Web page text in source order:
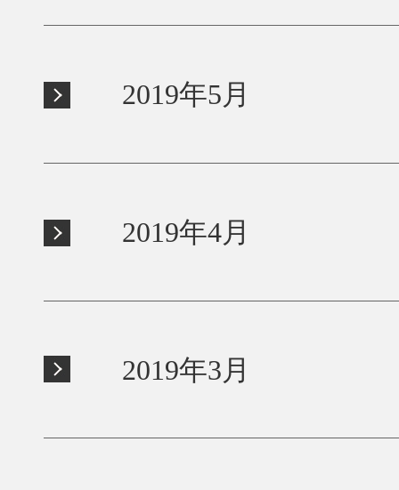
2019年5月
2019年4月
2019年3月